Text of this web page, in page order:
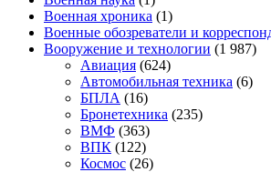
Военная хроника (1)
Военные обозреватели и
Вооружение и технологии (1 987)
Авиация (624)
Автомобильная техника (6)
БПЛА (16)
Бронетехника (235)
ВМФ (363)
ВПК (122)
Космос (26)